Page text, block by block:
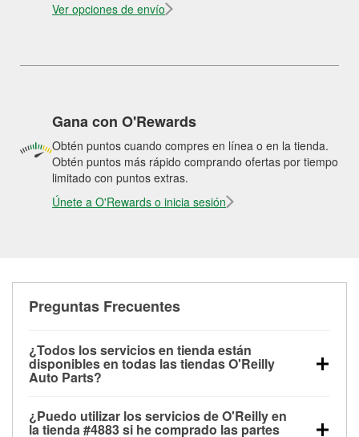
Ver opciones de envío
Gana con O'Rewards
Obtén puntos cuando compres en línea o en la tienda.
Obtén puntos más rápido comprando ofertas por tiempo
limitado con puntos extras.
Únete a O'Rewards o inicia sesión
Preguntas Frecuentes
¿Todos los servicios en tienda están
disponibles en todas las tiendas O'Reilly
Auto Parts?
las pruebas de batería, pruebas de alternador y
¿Puedo utilizar los servicios de O'Reilly en
la tienda #4883 si he comprado las partes